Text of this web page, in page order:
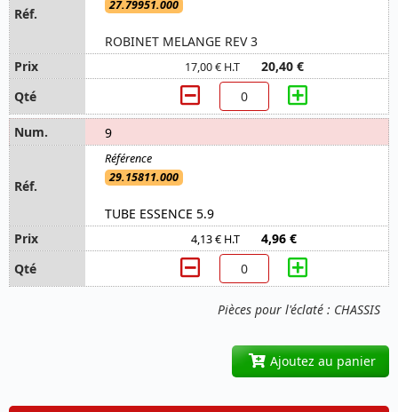
Pièces pour l'éclaté : CHASSIS
27.79951.000
ROBINET MELANGE REV 3
17,00 € H.T 20,40 €
9
29.15811.000
TUBE ESSENCE 5.9
4,13 € H.T 4,96 €
Ajoutez au panier